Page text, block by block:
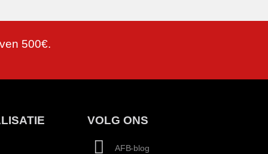
500€.
VOLG ONS
AFB-blog